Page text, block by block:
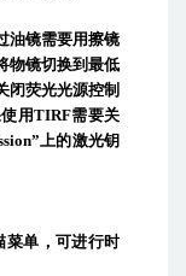
油镜需要用擦镜
物镜切换到最低
闭荧光光源控制
用TIRF需要关
上的激光钥
菜单，可进行时